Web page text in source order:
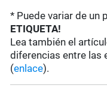
* Puede variar de un
ETIQUETA!
Lea también el
diferencias entre las
(enlace).